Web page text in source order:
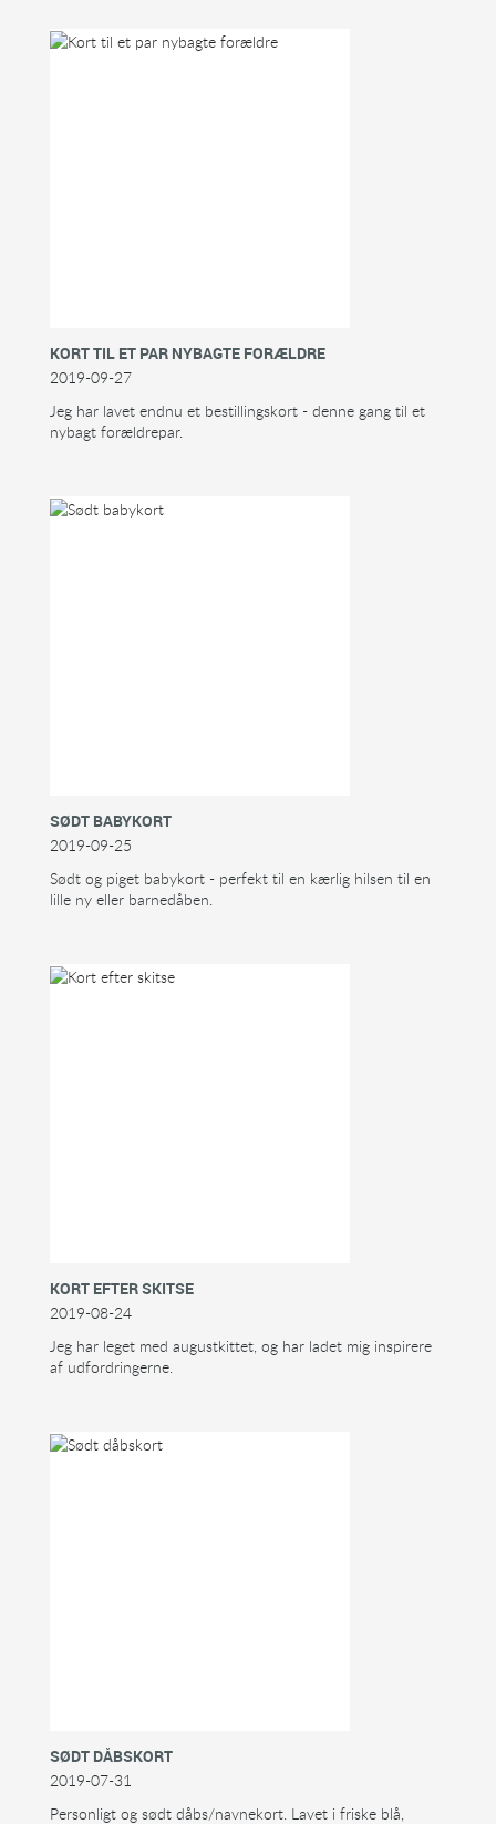
KORT TIL ET PAR NYBAGTE FORÆLDRE
2019-09-27
Jeg har lavet endnu et bestillingskort - denne gang til et
nybagt forældrepar.
SØDT BABYKORT
2019-09-25
Sødt og piget babykort - perfekt til en kærlig hilsen til en
lille ny eller barnedåben.
KORT EFTER SKITSE
2019-08-24
Jeg har leget med augustkittet, og har ladet mig inspirere
af udfordringerne.
SØDT DÅBSKORT
2019-07-31
Personligt og sødt dåbs/navnekort. Lavet i friske blå,